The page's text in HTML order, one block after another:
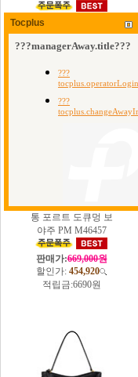
판매가:
할인가:561,000
적립금:8250원
★미러급★루이 비
통 포르트 도큐멍 보
야주 PM M46457
판매가:669,000원
할인가: 454,920
적립금:6690원
Tocplus